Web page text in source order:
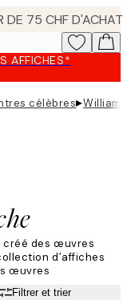
AFFICHES*
célèbres▸William
créé des œuvres
d’affiches
œuvres
Filtrer et trier